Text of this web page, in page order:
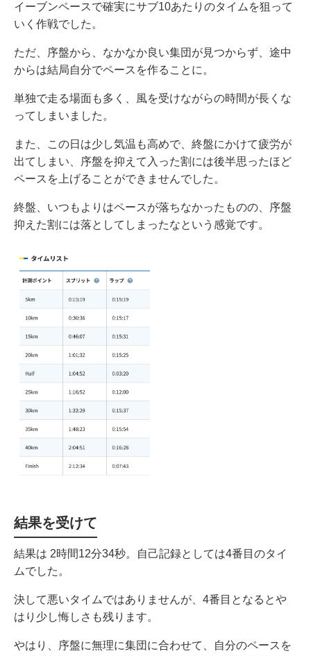
イーブンペースで確実にサブ10あたりのタイムを狙って
いく作戦でした。
ただ、序盤から、なかなか良い集団が見つからず、途中
からは結局自分でペースを作ることに。
単独で走る場面も多く、風を受けながらの時間が長くな
ってしまいました。
また、この日は少し気温も高めで、終盤にかけて疲労が
出てしまい、序盤を抑えて入った割には後半思ったほど
ペースを上げることができませんでした。
終盤、いつもよりはペースが落ちなかったものの、序盤
抑えた割には落としてしまったなという感覚です。
結果を受けて
結果は 2時間12分34秒。自己記録としては4番目のタイ
ムでした。
決して悪いタイムではありませんが、4番目となるとや
はり少し悔しさも残ります。
やはり、序盤に無理に集団に合わせて、自分のペースを